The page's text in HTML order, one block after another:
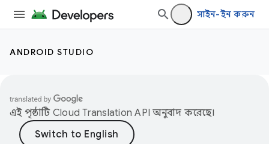
সাইন-ইন করুন
ANDROID STUDIO
এই পৃষ্ঠাটি Cloud Translation API অনুবাদ করেছে।